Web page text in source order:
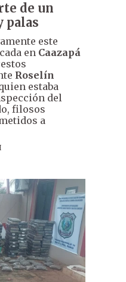
de un
palas
este
en Caazapá
Roselín
estaba
del
filosos
a